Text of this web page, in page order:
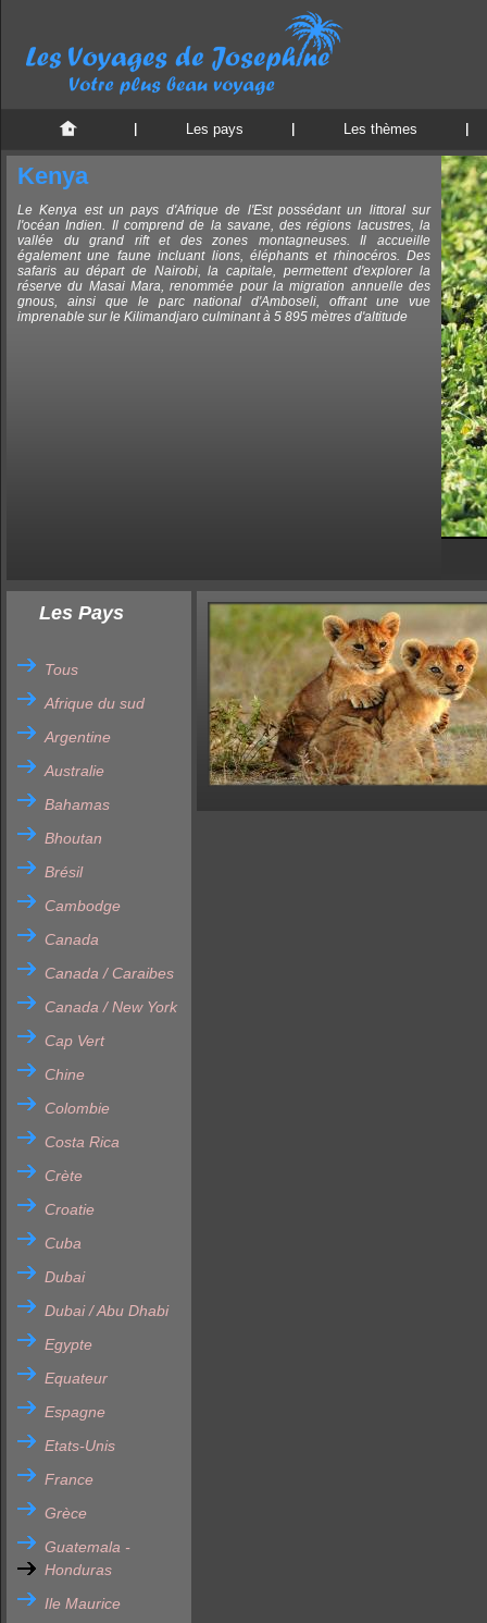
Les pays Les thèmes
Kenya
Le Kenya est un pays d'Afrique de l'Est possédant un littoral sur
l'océan Indien. Il comprend de la savane, des régions lacustres, la
vallée du grand rift et des zones montagneuses. Il accueille
également une faune incluant lions, éléphants et rhinocéros. Des
safaris au départ de Nairobi, la capitale, permettent d'explorer la
réserve du Masai Mara, renommée pour la migration annuelle des
gnous, ainsi que le parc national d'Amboseli, offrant une vue
imprenable sur le Kilimandjaro culminant à 5 895 mètres d'altitude
Les Pays
Tous
Afrique du sud
Argentine
Australie
Bahamas
Bhoutan
Brésil
Cambodge
Canada
Canada / Caraibes
Canada / New York
Cap Vert
Chine
Colombie
Costa Rica
Crète
Croatie
Cuba
Dubai
Dubai / Abu Dhabi
Egypte
Equateur
Espagne
Etats-Unis
France
Grèce
Guatemala -
Honduras
Ile Maurice